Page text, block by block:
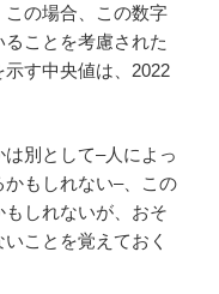
の場合、この数字
ことを考慮された
す中央値は、2022
別として–人によっ
もしれない–、この
しれないが、おそ
ことを覚えておく